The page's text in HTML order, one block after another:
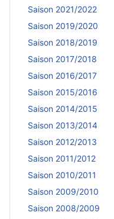
Saison 2021/2022
Saison 2019/2020
Saison 2018/2019
Saison 2017/2018
Saison 2016/2017
Saison 2015/2016
Saison 2014/2015
Saison 2013/2014
Saison 2012/2013
Saison 2011/2012
Saison 2010/2011
Saison 2009/2010
Saison 2008/2009